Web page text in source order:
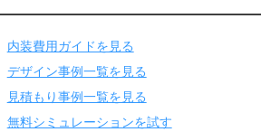
内装費用ガイドを見る
デザイン事例一覧を見る
見積もり事例一覧を見る
無料シミュレーションを試す